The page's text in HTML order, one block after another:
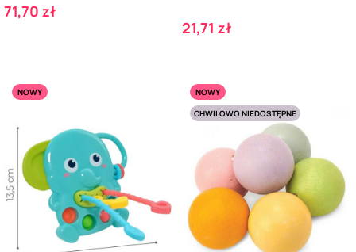
Cena
71,70 zł
Cena
21,71 zł
NOWY
NOWY
CHWILOWO NIEDOSTĘPNE